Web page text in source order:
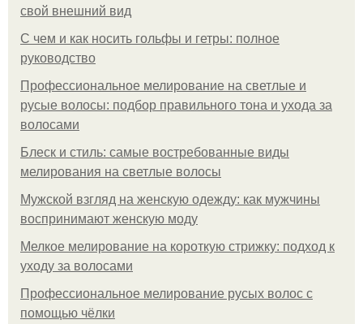
свой внешний вид
С чем и как носить гольфы и гетры: полное
руководство
Профессиональное мелирование на светлые и
русые волосы: подбор правильного тона и ухода за
волосами
Блеск и стиль: самые востребованные виды
мелирования на светлые волосы
Мужской взгляд на женскую одежду: как мужчины
воспринимают женскую моду
Мелкое мелирование на короткую стрижку: подход к
уходу за волосами
Профессиональное мелирование русых волос с
помощью чёлки